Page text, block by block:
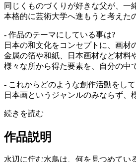
同じくものづくりが好きな父が、一
本格的に芸術大学へ進もうと考えた
- 作品のテーマにしている事は?
日本の和文化をコンセプトに、画材
金属の箔や和紙、日本画材など材料
様々な所から得た要素を、自分の中
- これからどのような創作活動をし
日本画というジャンルのみならず、
続きを読む
作品説明
水辺に佇む水鳥は、何を見つめてい